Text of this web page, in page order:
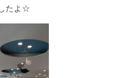
たよ☆